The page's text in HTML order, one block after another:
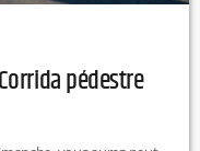
pédestre